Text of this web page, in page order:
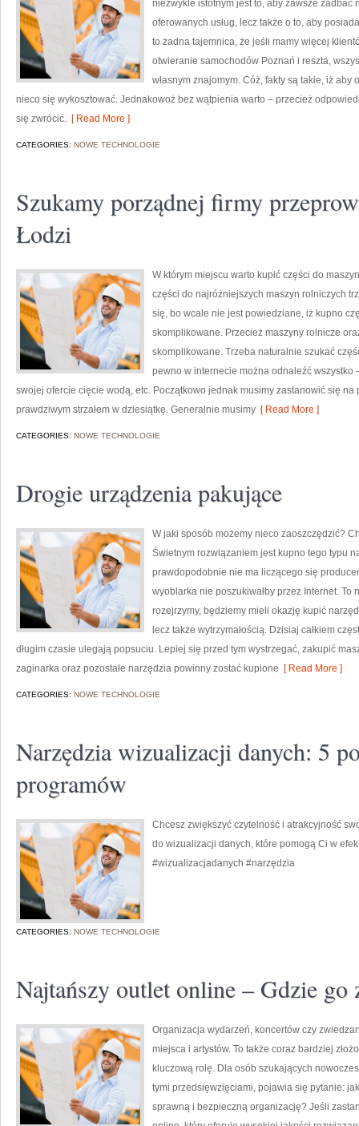
niezwykle istotnym jest to, aby zawsze zadbać
oferowanych usług, lecz także o to, aby
to żadna tajemnica, że jeśli mamy więcej
otwieranie samochodów Poznań i reszta,
własnym znajomym. Cóż, fakty są takie, iż aby
nieco się wykosztować. Jednakowoż bez wątpienia warto – przecież
się zwrócić. [ Read More ]
CATEGORIES: NOWE TECHNOLOGIE
Szukamy porządnej firmy
Łodzi
W którym miejscu warto kupić części do
części do najróżniejszych maszyn rolniczych
się, bo wcale nie jest powiedziane, iż kupno
skomplikowane. Przecież maszyny rolnicze
skomplikowane. Trzeba naturalnie szukać
pewno w internecie można odnaleźć wszystko
swojej ofercie cięcie wodą, etc. Początkowo jednak musimy zastanowić się na
prawdziwym strzałem w dziesiątkę. Generalnie musimy [ Read More ]
CATEGORIES: NOWE TECHNOLOGIE
Drogie urządzenia pakujące
W jaki sposób możemy nieco zaoszczędzić?
Świetnym rozwiązaniem jest kupno tego typu
prawdopodobnie nie ma liczącego się
wyoblarka nie poszukiwałby przez Internet.
rozejrzymy, będziemy mieli okazję kupić
lecz także wytrzymałością. Dzisiaj całkiem
długim czasie ulegają popsuciu. Lepiej się przed tym wystrzegać, zakupić
zaginarka oraz pozostałe narzędzia powinny zostać kupione [ Read More ]
CATEGORIES: NOWE TECHNOLOGIE
Narzędzia wizualizacji danych: 5
programów
Chcesz zwiększyć czytelność i atrakcyjność
do wizualizacji danych, które pomogą Ci w
#wizualizacjadanych #narzędzia
CATEGORIES: NOWE TECHNOLOGIE
Najtańszy outlet online – Gdzie go
Organizacja wydarzeń, koncertów czy
miejsca i artystów. To także coraz bardziej
kluczową rolę. Dla osób szukających
tymi przedsięwzięciami, pojawia się pytanie:
sprawną i bezpieczną organizację? Jeśli